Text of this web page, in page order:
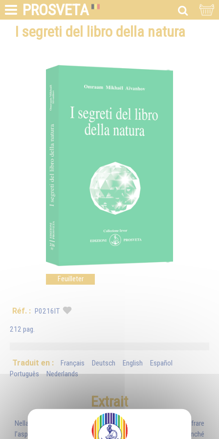
PROSVETA
I segreti del libro della natura
Feuilleter
Réf. : P0216IT
212 pag.
Traduit en : Français Deutsch English
Español
Português
Nederlands
Extrait
Nella Scienza Iniziatica leggere vuole dire essere capaci di decifrare
l’aspetto sottile e nascosto delle creature e degli oggetti, nonché